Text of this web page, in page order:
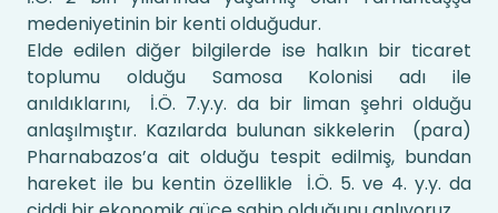
medeniyetinin bir kenti olduğudur.
Elde edilen diğer bilgilerde ise halkın bir ticaret
toplumu olduğu Samosa Kolonisi adı ile
anıldıklarını, İ.Ö. 7.y.y. da bir liman şehri olduğu
anlaşılmıştır. Kazılarda bulunan sikkelerin (para)
Pharnabazos’a ait olduğu tespit edilmiş, bundan
hareket ile bu kentin özellikle İ.Ö. 5. ve 4. y.y. da